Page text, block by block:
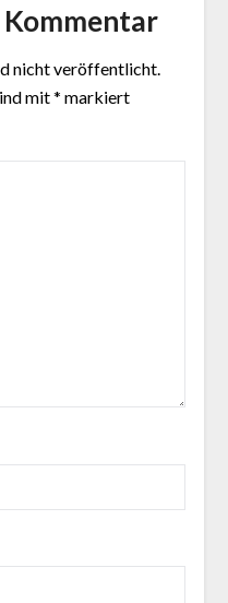
nicht veröffentlicht.
mit* markiert